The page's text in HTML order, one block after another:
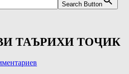
Search Button
ТАЪРИХИ ТОҶИК